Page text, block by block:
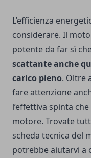
L’efficienza
considerare. Il
potente da far sì
scattante anche
carico pieno. Oltre
fare attenzione
l’effettiva spinta
motore. Trovate
scheda tecnica del
potrebbe aiutarvi a